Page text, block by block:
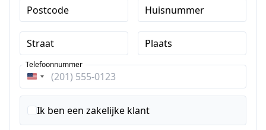
Postcode Huisnummer
Straat Plaats
Verenigde
Staten
+1
Telefoonnummer
Ik ben een zakelijke klant